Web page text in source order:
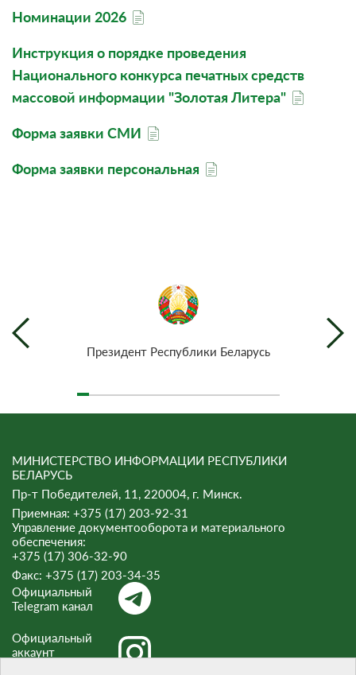
Номинации 2026
Инструкция о порядке проведения
Национального конкурса печатных средств
массовой информации "Золотая Литера"
Форма заявки СМИ
Форма заявки персональная
Президент Республики Беларусь
МИНИСТЕРСТВО ИНФОРМАЦИИ РЕСПУБЛИКИ
БЕЛАРУСЬ
Пр-т Победителей, 11, 220004, г. Минск.
Приемная: +375 (17) 203-92-31
Управление документооборота и материального
обеспечения:
+375 (17) 306-32-90
Факс: +375 (17) 203-34-35
Официальный
Telegram канал
Официальный
аккаунт